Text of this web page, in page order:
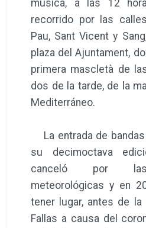
música, a las 12
recorrido por las
Pau, Sant Vicent y
plaza del Ajuntament,
primera mascletà de
dos de la tarde, de la
Mediterráneo.
La entrada de
su decimoctava
canceló por las
meteorológicas y en
tener lugar, antes de
Fallas a causa del